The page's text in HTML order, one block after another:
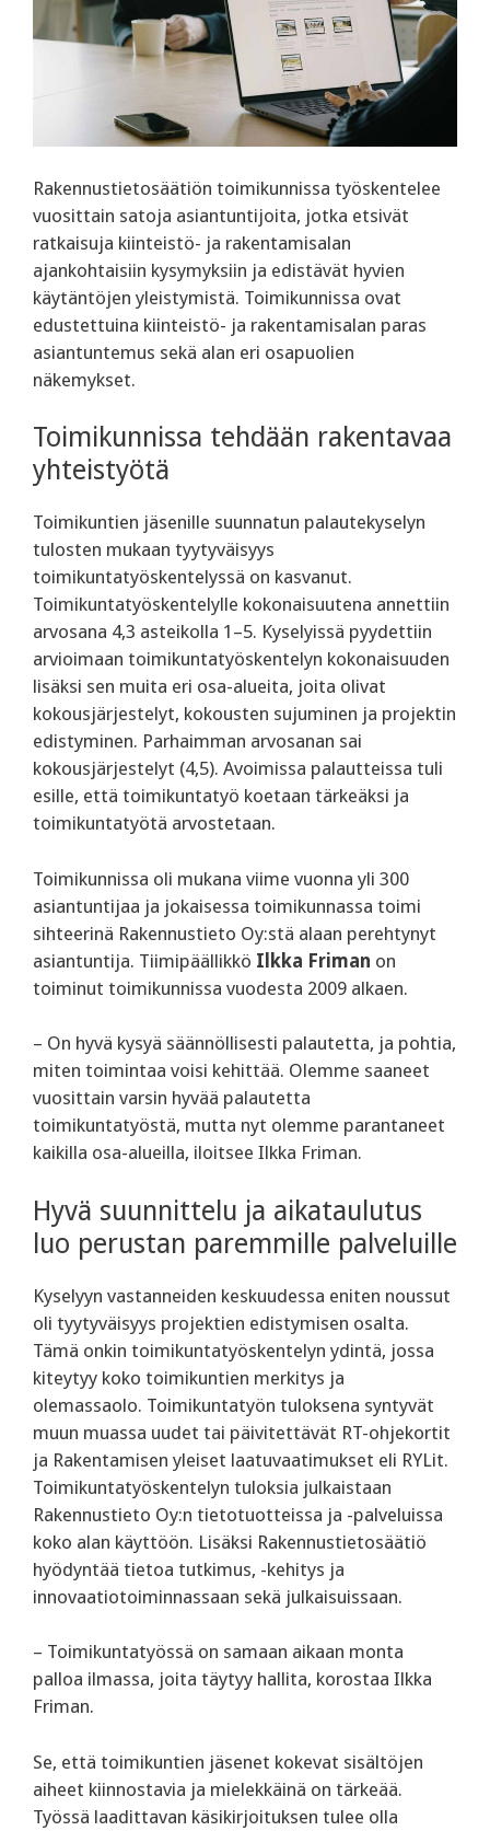
Rakennustietosäätiön toimikunnissa työskentelee
vuosittain satoja asiantuntijoita, jotka etsivät
ratkaisuja kiinteistö- ja rakentamisalan
ajankohtaisiin kysymyksiin ja edistävät hyvien
käytäntöjen yleistymistä. Toimikunnissa ovat
edustettuina kiinteistö- ja rakentamisalan paras
asiantuntemus sekä alan eri osapuolien
näkemykset.
Toimikunnissa tehdään rakentavaa
yhteistyötä
Toimikuntien jäsenille suunnatun palautekyselyn
tulosten mukaan tyytyväisyys
toimikuntatyöskentelyssä on kasvanut.
Toimikuntatyöskentelylle kokonaisuutena annettiin
arvosana 4,3 asteikolla 1–5. Kyselyissä pyydettiin
arvioimaan toimikuntatyöskentelyn kokonaisuuden
lisäksi sen muita eri osa-alueita, joita olivat
kokousjärjestelyt, kokousten sujuminen ja projektin
edistyminen. Parhaimman arvosanan sai
kokousjärjestelyt (4,5). Avoimissa palautteissa tuli
esille, että toimikuntatyö koetaan tärkeäksi ja
toimikuntatyötä arvostetaan.
Toimikunnissa oli mukana viime vuonna yli 300
asiantuntijaa ja jokaisessa toimikunnassa toimi
sihteerinä Rakennustieto Oy:stä alaan perehtynyt
asiantuntija. Tiimipäällikkö Ilkka Friman on
toiminut toimikunnissa vuodesta 2009 alkaen.
– On hyvä kysyä säännöllisesti palautetta, ja pohtia,
miten toimintaa voisi kehittää. Olemme saaneet
vuosittain varsin hyvää palautetta
toimikuntatyöstä, mutta nyt olemme parantaneet
kaikilla osa-alueilla, iloitsee Ilkka Friman.
Hyvä suunnittelu ja aikataulutus
luo perustan paremmille palveluille
Kyselyyn vastanneiden keskuudessa eniten noussut
oli tyytyväisyys projektien edistymisen osalta.
Tämä onkin toimikuntatyöskentelyn ydintä, jossa
kiteytyy koko toimikuntien merkitys ja
olemassaolo. Toimikuntatyön tuloksena syntyvät
muun muassa uudet tai päivitettävät RT-ohjekortit
ja Rakentamisen yleiset laatuvaatimukset eli RYLit.
Toimikuntatyöskentelyn tuloksia julkaistaan
Rakennustieto Oy:n tietotuotteissa ja -palveluissa
koko alan käyttöön. Lisäksi Rakennustietosäätiö
hyödyntää tietoa tutkimus, -kehitys ja
innovaatiotoiminnassaan sekä julkaisuissaan.
– Toimikuntatyössä on samaan aikaan monta
palloa ilmassa, joita täytyy hallita, korostaa Ilkka
Friman.
Se, että toimikuntien jäsenet kokevat sisältöjen
aiheet kiinnostavia ja mielekkäinä on tärkeää.
Työssä laadittavan käsikirjoituksen tulee olla